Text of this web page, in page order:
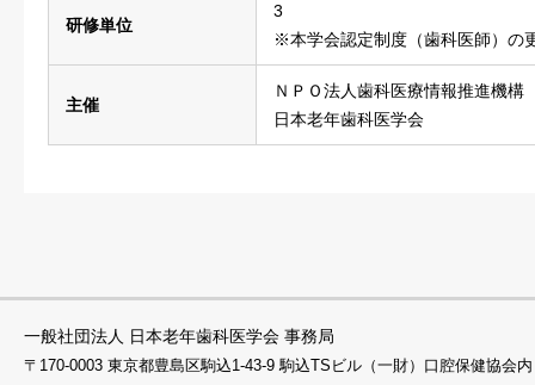
研修単位
3
※本学会認定制度（歯科医師）の
主催
ＮＰＯ法人歯科医療情報推進機構
日本老年歯科医学会
一般社団法人 日本老年歯科医学会 事務局
〒170-0003 東京都豊島区駒込1-43-9 駒込TSビル（一財）口腔保健協会内